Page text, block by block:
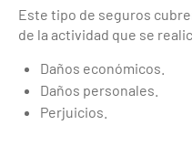
Este tipo de seguros
de la actividad que se
Daños económicos.
Daños personales.
Perjuicios.